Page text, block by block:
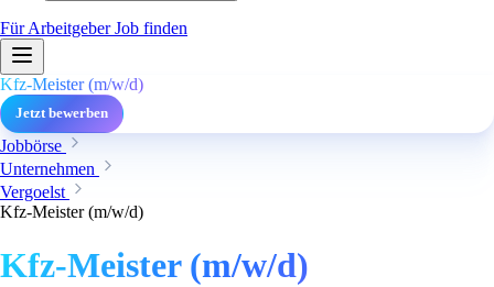
Für ArbeitgeberJob finden
Kfz-Meister (m/w/d)
Jetzt bewerben
Jobbörse
Unternehmen
Vergoelst
Kfz-Meister (m/w/d)
Kfz-Meister (m/w/d)